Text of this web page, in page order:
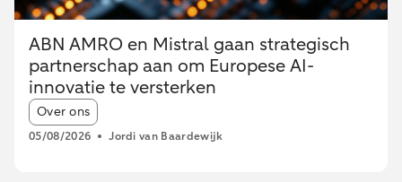
ABN AMRO en Mistral gaan strategisch
partnerschap aan om Europese AI-
innovatie te versterken
Article tags:
Over ons
05/08/2026 Jordi van Baardewijk